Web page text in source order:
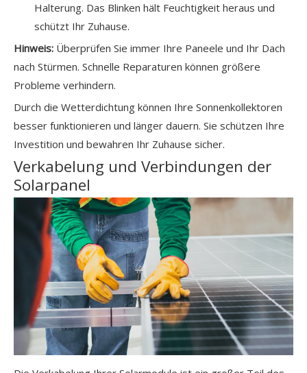
Halterung. Das Blinken hält Feuchtigkeit heraus und
schützt Ihr Zuhause.
Hinweis: Überprüfen Sie immer Ihre Paneele und Ihr Dach
nach Stürmen. Schnelle Reparaturen können größere
Probleme verhindern.
Durch die Wetterdichtung können Ihre Sonnenkollektoren
besser funktionieren und länger dauern. Sie schützen Ihre
Investition und bewahren Ihr Zuhause sicher.
Verkabelung und Verbindungen der
Solarpanel